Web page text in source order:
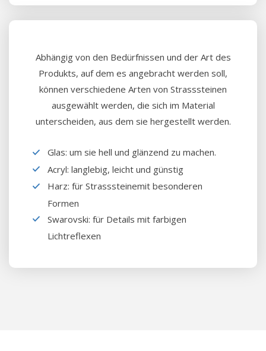
Abhängig von den Bedürfnissen und der Art des
Produkts, auf dem es angebracht werden soll,
können verschiedene Arten von Strasssteinen
ausgewählt werden, die sich im Material
unterscheiden, aus dem sie hergestellt werden.
Glas: um sie hell und glänzend zu machen.
Acryl: langlebig, leicht und günstig
Harz: für Strasssteine​mit besonderen
Formen
Swarovski: für Details mit farbigen
Lichtreflexen